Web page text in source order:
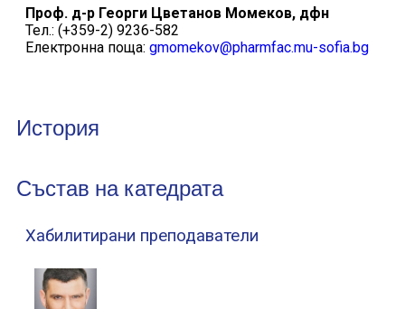
Проф. д-р Георги Цветанов Момеков, дфн
Тел.: (+359-2) 9236-582
Електронна поща: gmomekov@pharmfac.mu-sofia.bg
История
Състав на катедрата
Хабилитирани преподаватели